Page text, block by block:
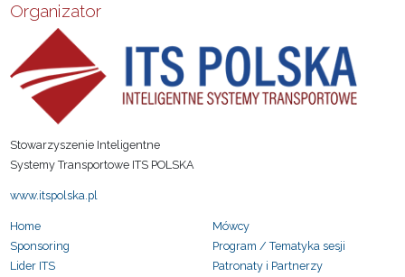
Organizator
Stowarzyszenie Inteligentne
Systemy Transportowe ITS POLSKA
www.itspolska.pl
Home
Sponsoring
Lider ITS
Mówcy
Program / Tematyka sesji
Patronaty i Partnerzy